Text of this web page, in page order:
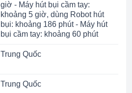
giờ - Máy hút bụi cầm tay:
khoảng 5 giờ, dùng Robot hút
bụi: khoảng 186 phút - Máy hút
bụi cầm tay: khoảng 60 phút
Trung Quốc
Trung Quốc